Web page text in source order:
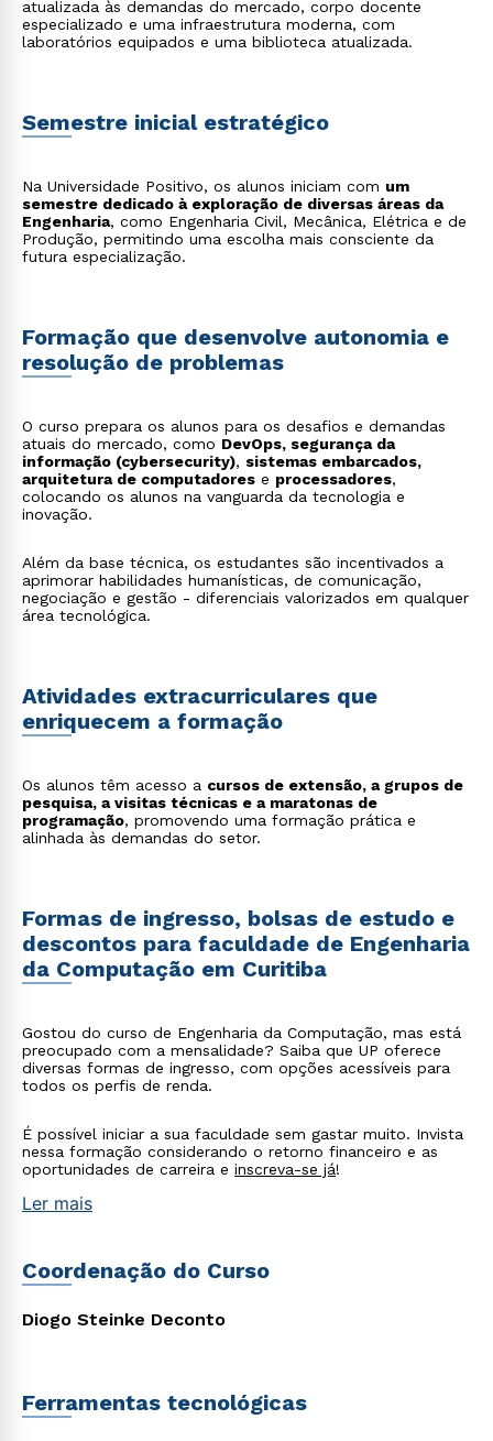
atualizada às demandas do mercado, corpo docente
especializado e uma infraestrutura moderna, com
laboratórios equipados e uma biblioteca atualizada.
Semestre inicial estratégico
Na Universidade Positivo, os alunos iniciam com um
semestre dedicado à exploração de diversas áreas da
Engenharia, como Engenharia Civil, Mecânica, Elétrica e de
Produção, permitindo uma escolha mais consciente da
futura especialização.
Formação que desenvolve autonomia e
resolução de problemas
O curso prepara os alunos para os desafios e demandas
atuais do mercado, como DevOps, segurança da
informação (cybersecurity), sistemas embarcados,
arquitetura de computadores e processadores,
colocando os alunos na vanguarda da tecnologia e
inovação.
Além da base técnica, os estudantes são incentivados a
aprimorar habilidades humanísticas, de comunicação,
negociação e gestão - diferenciais valorizados em qualquer
área tecnológica.
Atividades extracurriculares que
enriquecem a formação
Os alunos têm acesso a cursos de extensão, a grupos de
pesquisa, a visitas técnicas e a maratonas de
programação, promovendo uma formação prática e
alinhada às demandas do setor.
Formas de ingresso, bolsas de estudo e
descontos para faculdade de Engenharia
da Computação em Curitiba
Gostou do curso de Engenharia da Computação, mas está
preocupado com a mensalidade? Saiba que UP oferece
diversas formas de ingresso, com opções acessíveis para
todos os perfis de renda.
É possível iniciar a sua faculdade sem gastar muito. Invista
nessa formação considerando o retorno financeiro e as
oportunidades de carreira e inscreva-se já!
Ler mais
Coordenação do Curso
Diogo Steinke Deconto
Ferramentas tecnológicas
ou